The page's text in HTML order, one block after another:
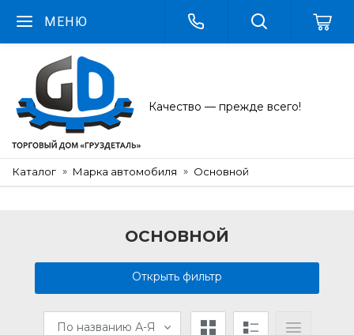
МЕНЮ
Качество — прежде всего!
Каталог Марка автомобиля Основной
ОСНОВНОЙ
Открыть фильтр
По названию А-Я